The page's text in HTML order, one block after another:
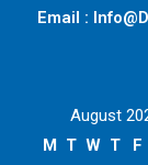
Email :
August
M T W T F